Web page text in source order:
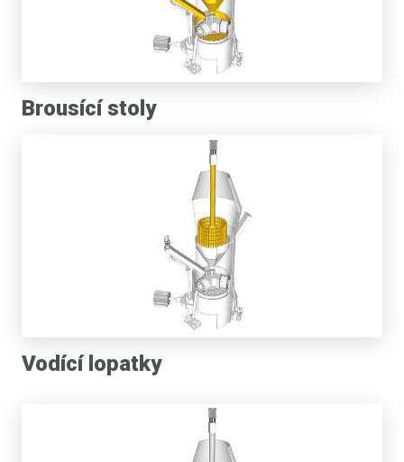
Brousící stoly
Vodící lopatky